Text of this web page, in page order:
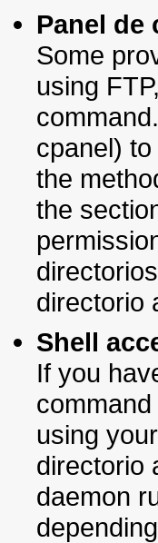
Panel
Some
using
cpanel)
the
the
directorio
Shell
If you
using
directorio
daemon